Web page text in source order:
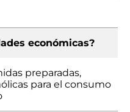
económicas?
preparadas,
para el consumo